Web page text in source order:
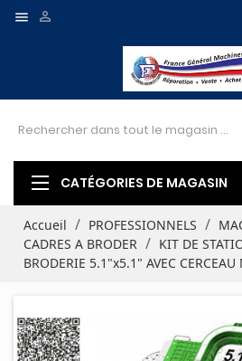
 
CATÉGORIES DE MAGASIN
Accueil PROFESSIONNELS
CADRES A BRODER
KIT DE
BRODERIE 5.1"x5.1" AVEC